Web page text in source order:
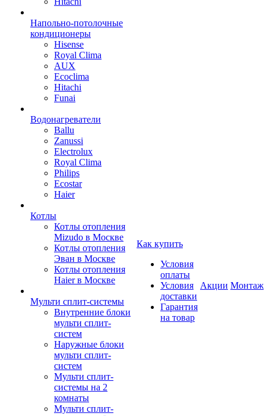
Напольно-потолочные
кондиционеры
Hisense
Royal Clima
AUX
Ecoclima
Hitachi
Funai
Водонагреватели
Ballu
Zanussi
Electrolux
Royal Clima
Philips
Ecostar
Haier
Котлы
Котлы отопления
Mizudo в Москве
Котлы отопления
Эван в Москве
Котлы отопления
Haier в Москве
Мульти сплит-системы
Внутренние блоки
мульти сплит-
систем
Наружные блоки
мульти сплит-
систем
Мульти сплит-
системы на 2
комнаты
Мульти сплит-
Как купить
Условия
оплаты
Условия
доставки
Гарантия
на товар
Акции Монтаж